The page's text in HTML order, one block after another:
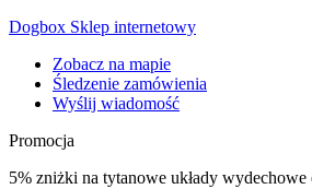
Dogbox Sklep internetowy
Zobacz na mapie
Śledzenie zamówienia
Wyślij wiadomość
Promocja
5% zniżki na tytanowe układy wydechowe